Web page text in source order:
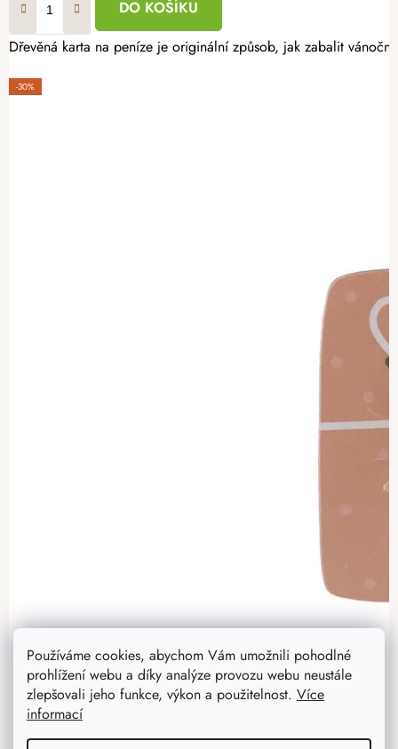
Používáme cookies, abychom Vám umožnili pohodlné
prohlížení webu a díky analýze provozu webu neustále
zlepšovali jeho funkce, výkon a použitelnost. Více
informací
DO KOŠÍKU
Dřevěná karta na peníze je originální způsob, jak zabalit
-30%